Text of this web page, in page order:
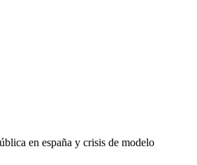
en españa y crisis de modelo